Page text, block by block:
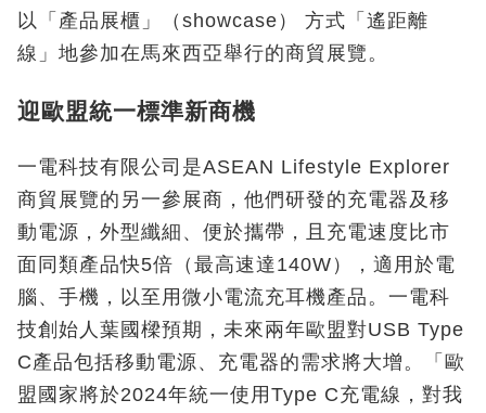
以「產品展櫃」（showcase） 方式「遙距離
線」地參加在馬來西亞舉行的商貿展覽。
迎歐盟統一標準新商機
一電科技有限公司是ASEAN Lifestyle Explorer
商貿展覽的另一參展商，他們研發的充電器及移
動電源，外型纖細、便於攜帶，且充電速度比市
面同類產品快5倍（最高速達140W），適用於電
腦、手機，以至用微小電流充耳機產品。一電科
技創始人葉國樑預期，未來兩年歐盟對USB Type
C產品包括移動電源、充電器的需求將大增。「歐
盟國家將於2024年統一使用Type C充電線，對我